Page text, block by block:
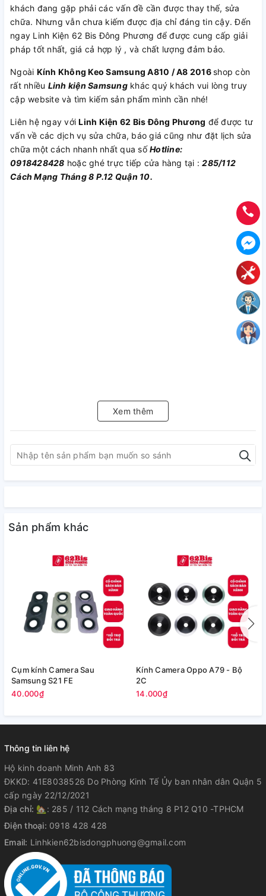
khách đang gặp phải các vấn đề cần được thay thế, sửa
chữa. Nhưng vẫn chưa kiếm được địa chỉ đáng tin cậy. Đến
ngay Linh Kiện 62 Bis Đông Phương để được cung cấp giải
pháp tốt nhất, giá cả hợp lý , và chất lượng đảm bảo.
Ngoài Kính Không Keo Samsung A810 / A8 2016 shop còn
rất nhiều Linh kiện Samsungkhác quý khách vui lòng truy
cập website và tìm kiếm sản phẩm mình cần nhé!
Liên hệ ngay vớiLinh Kiện 62 Bis Đông Phương để được tư
vấn về các dịch vụ sửa chữa, báo giá cũng như đặt lịch sửa
chữa một cách nhanh nhất qua sốHotline:
0918428428 hoặc ghé trực tiếp cửa hàng tại :285/112
Cách Mạng Tháng 8 P.12 Quận 10.
Xem thêm
Sản phẩm khác
Cụm kính Camera Sau
Samsung S21 FE
40.000₫
Kính Camera Oppo A79 - Bộ
2C
14.000₫
Thông tin liên hệ
Hộ kinh doanh Minh Anh 83
ĐKKD: 41E8038526 Do Phòng Kinh Tế Ủy ban nhân dân Quận 5
cấp ngày 22/12/2021
Địa chỉ: 🏡: 285 / 112 Cách mạng tháng 8 P12 Q10 -TPHCM
Điện thoại: 0918 428 428
Email: Linhkien62bisdongphuong@gmail.com